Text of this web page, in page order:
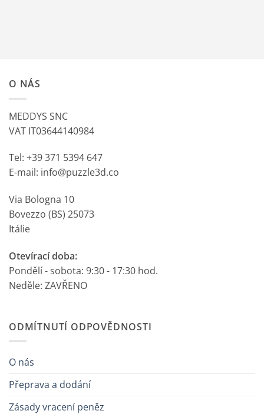
O NÁS
MEDDYS SNC
VAT IT03644140984
Tel: +39 371 5394 647
E-mail: info@puzzle3d.co
Via Bologna 10
Bovezzo (BS) 25073
Itálie
Otevírací doba:
Pondělí - sobota: 9:30 - 17:30 hod.
Neděle: ZAVŘENO
ODMÍTNUTÍ ODPOVĚDNOSTI
O nás
Přeprava a dodání
Zásady vracení peněz